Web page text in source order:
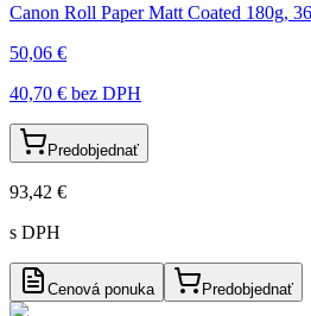
Canon Roll Paper Matt Coated 180g,
50,06 €
40,70 € bez DPH
Predobjednať
93,42 €
s DPH
Cenová ponuka Predobjednať